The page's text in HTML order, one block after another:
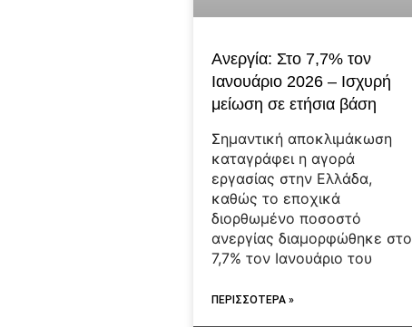
Ανεργία: Στο 7,7% τον
Ιανουάριο 2026 – Ισχυρή
μείωση σε ετήσια βάση
Σημαντική αποκλιμάκωση
καταγράφει η αγορά
εργασίας στην Ελλάδα,
καθώς το εποχικά
διορθωμένο ποσοστό
ανεργίας διαμορφώθηκε στο
7,7% τον Ιανουάριο του
ΠΕΡΙΣΣΟΤΕΡΑ »